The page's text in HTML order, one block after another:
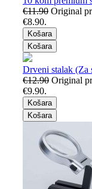
€11.90 Original
€8.90.
Košara
Košara
Drveni stalak (Za
€12.90 Original
€9.90.
Košara
Košara